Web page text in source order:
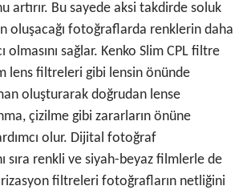
artırır. Bu sayede aksi takdirde soluk
oluşacağı fotoğraflarda renklerin daha
olmasını sağlar. Kenko Slim CPL filtre
lens filtreleri gibi lensin önünde
oluşturarak doğrudan lense
çizilme gibi zararların önüne
olur. Dijital fotoğraf
sıra renkli ve siyah-beyaz filmlerle de
filtreleri fotoğrafların netliğini